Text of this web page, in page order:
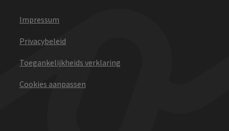
Impressum
Privacybeleid
Toegankelijkheids verklaring
Cookies aanpassen